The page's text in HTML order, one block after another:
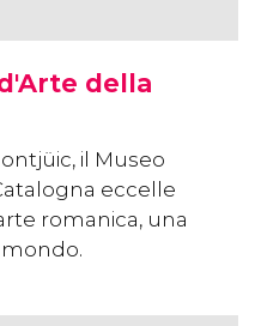
della
il Museo
eccelle
romanica, una